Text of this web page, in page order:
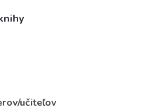
učiteľov